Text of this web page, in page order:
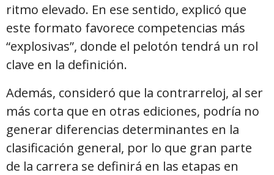
ritmo elevado. En ese sentido, explicó que
este formato favorece competencias más
“explosivas”, donde el pelotón tendrá un rol
clave en la definición.
Además, consideró que la contrarreloj, al ser
más corta que en otras ediciones, podría no
generar diferencias determinantes en la
clasificación general, por lo que gran parte
de la carrera se definirá en las etapas en